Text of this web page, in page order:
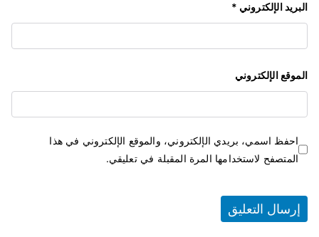
البريد الإلكتروني *
الموقع الإلكتروني
احفظ اسمي، بريدي الإلكتروني، والموقع الإلكتروني في هذا
المتصفح لاستخدامها المرة المقبلة في تعليقي.